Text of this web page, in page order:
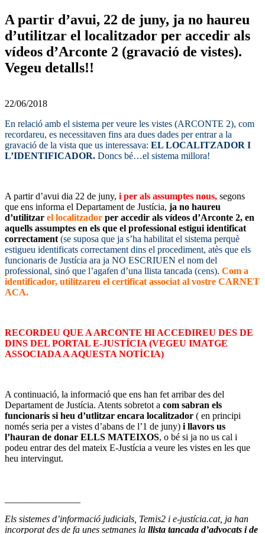
A partir d’avui, 22 de juny, ja no haureu
d’utilitzar el localitzador per accedir als
vídeos d’Arconte 2 (gravació de vistes).
Vegeu detalls!!
22/06/2018
En relació amb el sistema per veure les vistes (ARCONTE 2), com
recordareu, es necessitaven fins ara dues dades per entrar a la
gravació de la vista que us interessava: EL LOCALITZADOR I
L’IDENTIFICADOR. Doncs bé…el sistema millora!
A partir d’avui dia 22 de juny, i per als assumptes nous, segons
que ens informa el Departament de Justícia, ja no haureu
d’utilitzar el localitzador per accedir als vídeos d’Arconte 2, en
aquells assumptes en els que el professional estigui identificat
correctament (se suposa que ja s’ha habilitat el sistema perquè
estigueu identificats correctament dins el procediment, atès que els
funcionaris de Justícia ara ja NO ESCRIUEN el nom del
professional, sinó que l’agafen d’una llista tancada (cens). Com a
identificador, utilitzareu el certificat associat al vostre CARNET
ACA.
RECORDEU QUE A ARCONTE HI ACCEDIREU DES DE
DINS DEL PORTAL E-JUSTÍCIA (VEGEU IMATGE
ASSOCIADA A AQUESTA NOTÍCIA)
A continuació, la informació que ens han fet arribar des del
Departament de Justícia. Atents sobretot a com sabran els
funcionaris si heu d’utlitzar encara localitzador ( en principi
només seria per a vistes d’abans de l’1 de juny) i llavors us
l’hauran de donar ELLS MATEIXOS, o bé si ja no us cal i
podeu entrar des del mateix E-Justícia a veure les vistes en les que
heu intervingut.
Els sistemes d’informació judicials, Temis2 i e-justícia.cat, ja han
incorporat des de fa unes setmanes la llista tancada d’advocats i de